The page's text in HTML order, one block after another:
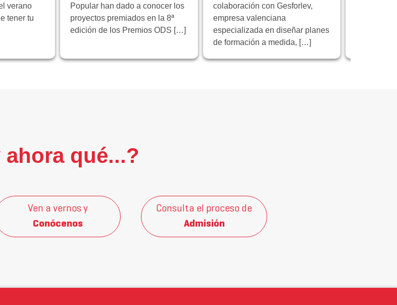
verano
tener tu
Popular han dado a conocer los
proyectos premiados en la 8ª
edición de los Premios ODS […]
colaboración con Gesforlev,
empresa valenciana
especializada en diseñar planes
de formación a medida, […]
ahora qué...?
Ven a vernos y
Conócenos
Consulta el proceso de
Admisión